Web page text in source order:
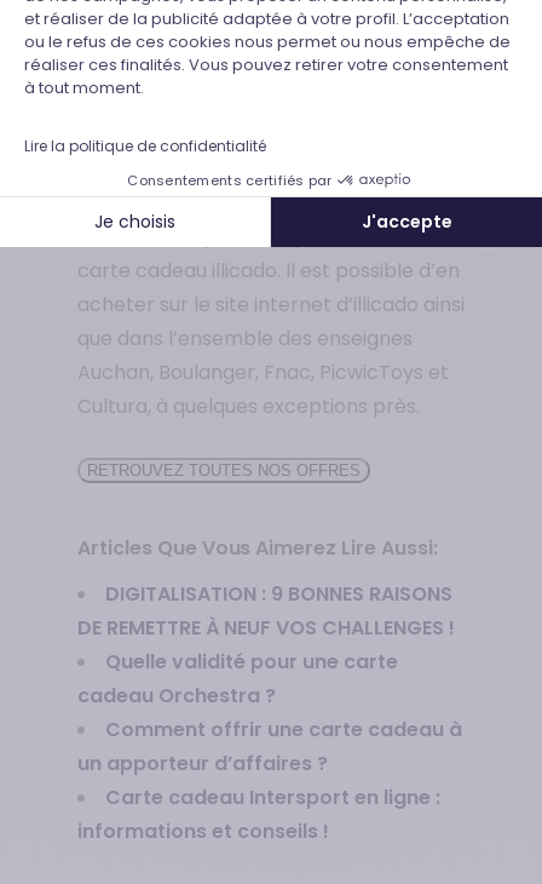
et réaliser de la publicité adaptée à votre profil. L’acceptation
ou le refus de ces cookies nous permet ou nous empêche de
réaliser ces finalités. Vous pouvez retirer votre consentement
à tout moment.
Lire la politique de confidentialité
Consentements certifiés par
Je choisis J'accepte
Axeptio consent
Recevoir une carte cadeau valable
chez Bizzbee (BZB) est un véritable
Où acheter une carte cadeau illicado?
Il est très simple de se procurer une
carte cadeau illicado. Il est possible d’en
acheter sur le site internet d’illicado ainsi
que dans l’ensemble des enseignes
Auchan, Boulanger, Fnac, PicwicToys et
Cultura, à quelques exceptions près.
RETROUVEZ TOUTES NOS OFFRES
Articles Que Vous Aimerez Lire Aussi:
DIGITALISATION : 9 BONNES RAISONS
DE REMETTRE À NEUF VOS CHALLENGES !
Quelle validité pour une carte
cadeau Orchestra ?
Comment offrir une carte cadeau à
un apporteur d’affaires ?
Carte cadeau Intersport en ligne :
informations et conseils !